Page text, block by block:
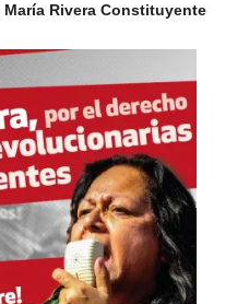
María Rivera Constituyente